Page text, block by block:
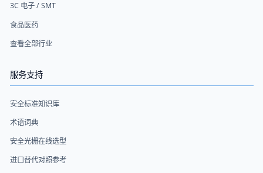
3C 电子 / SMT
食品医药
查看全部行业
服务支持
安全标准知识库
术语词典
安全光栅在线选型
进口替代对照参考